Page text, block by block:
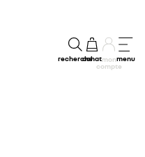
rechercheachatmon
compte
menu